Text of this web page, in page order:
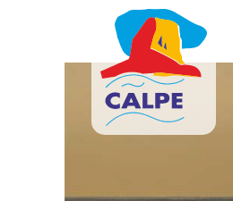
Aller au contenu principal